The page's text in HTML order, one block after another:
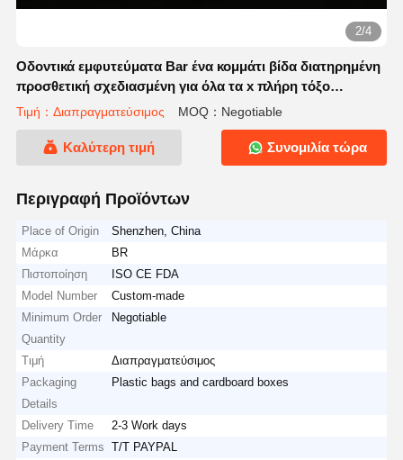
2/4
Οδοντικά εμφυτεύματα Bar ένα κομμάτι βίδα διατηρημένη
προσθετική σχεδιασμένη για όλα τα x πλήρη τόξο
οδοντικά εμφυτεύματα θεραπευτικά πρωτόκολλα
Τιμή：Διαπραγματεύσιμος MOQ：Negotiable
Καλύτερη τιμή Συνομιλία τώρα
Περιγραφή Προϊόντων
Place of Origin
Shenzhen, China
Μάρκα
BR
Πιστοποίηση
ISO CE FDA
Model Number
Custom-made
Minimum Order
Quantity
Negotiable
Τιμή
Διαπραγματεύσιμος
Packaging
Details
Plastic bags and cardboard boxes
Delivery Time
2-3 Work days
Payment Terms
T/T PAYPAL